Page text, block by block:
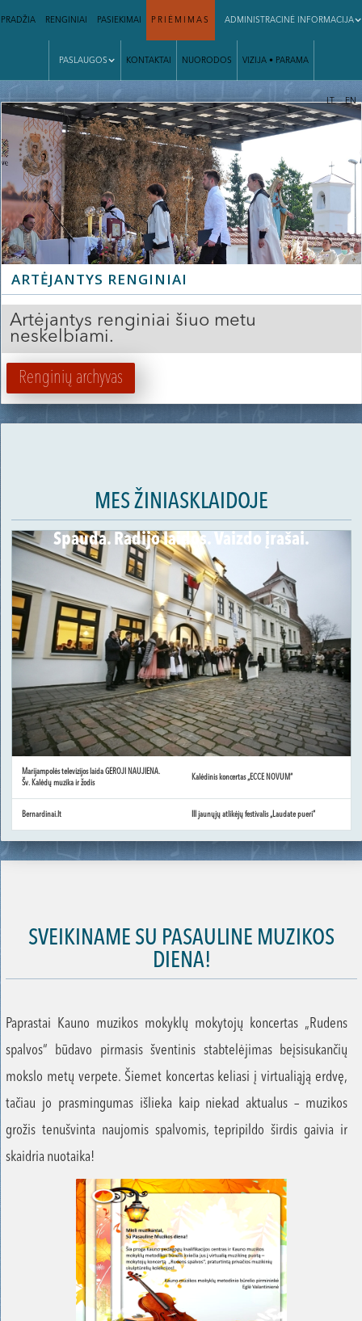
PRADŽIA RENGINIAI PASIEKIMAI PRIĖMIMAS ADMINISTRACINĖ INFORMACIJA
PASLAUGOS KONTAKTAI NUORODOS VIZIJA • PARAMA
| LT EN
ARTĖJANTYS RENGINIAI
Artėjantys renginiai šiuo metu
neskelbiami.
Renginių archyvas
MES ŽINIASKLAIDOJE
Spauda. Radijo laidos. Vaizdo įrašai.
Marijampolės televizijos laida GEROJI NAUJIENA.
Šv. Kalėdų muzika ir žodis
Kalėdinis koncertas „ECCE NOVUM“
Bernardinai.lt III jaunųjų atlikėjų festivalis „Laudate pueri“
SVEIKINAME SU PASAULINE MUZIKOS
DIENA!
Paprastai Kauno muzikos mokyklų mokytojų koncertas „Rudens
spalvos“ būdavo pirmasis šventinis stabtelėjimas beįsisukančių
mokslo metų verpete. Šiemet koncertas keliasi į virtualiąją erdvę,
tačiau jo prasmingumas išlieka kaip niekad aktualus – muzikos
grožis tenušvinta naujomis spalvomis, tepripildo širdis gaivia ir
skaidria nuotaika!